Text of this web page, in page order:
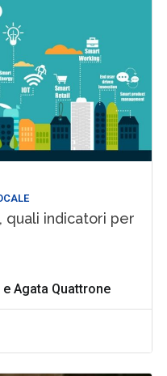
quali indicatori per
eAgata Quattrone